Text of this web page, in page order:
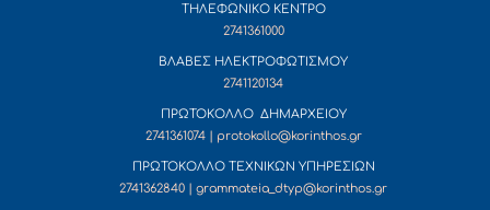
ΤΗΛΕΦΩΝΙΚΟ ΚΕΝΤΡΟ
2741361000
ΒΛΑΒΕΣ ΗΛΕΚΤΡΟΦΩΤΙΣΜΟΥ
2741120134
ΠΡΩΤΟΚΟΛΛΟ ΔΗΜΑΡΧΕΙΟΥ
2741361074 | protokollo@korinthos.gr
ΠΡΩΤΟΚΟΛΛΟ ΤΕΧΝΙΚΩΝ ΥΠΗΡΕΣΙΩΝ
2741362840 | grammateia_dtyp@korinthos.gr